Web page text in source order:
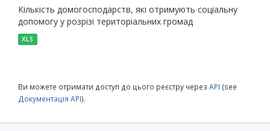
Кількість домогосподарств, які отримують соціальну
допомогу у розрізі територіальних громад
XLS
Ви можете отримати доступ до цього реєстру через API (see
Документація API).